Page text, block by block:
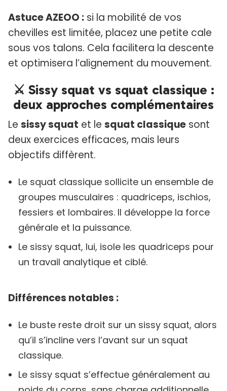
Astuce AZEOO : si la mobilité de vos
chevilles est limitée, placez une petite cale
sous vos talons. Cela facilitera la descente
et optimisera l’alignement du mouvement.
⚔️ Sissy squat vs squat classique :
deux approches complémentaires
Le sissy squat et le squat classique sont
deux exercices efficaces, mais leurs
objectifs diffèrent.
Le squat classique sollicite un ensemble de
groupes musculaires : quadriceps, ischios,
fessiers et lombaires. Il développe la force
générale et la puissance.
Le sissy squat, lui, isole les quadriceps pour
un travail analytique et ciblé.
Différences notables :
Le buste reste droit sur un sissy squat, alors
qu’il s’incline vers l’avant sur un squat
classique.
Le sissy squat s’effectue généralement au